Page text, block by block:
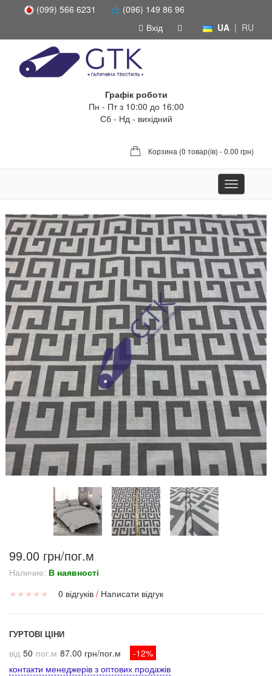
(099) 566 6231
(096) 149 86 96
UA | RU
Вхід
Графік роботи
Пн - Пт з 10:00 до 16:00
Сб - Нд - вихідний
Корзина (0 товар(ів) - 0.00 грн)
Toggle
navigation
99.00 грн/пог.м
Наличие: В наявності
★ ★ ★ ★ ★ 0 відгуків / Написати відгук
ГУРТОВІ ЦІНИ
від 50 пог.м 87.00 грн/пог.м
-12%
контакти менеджерів з оптових продажів